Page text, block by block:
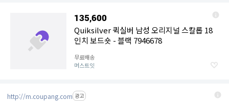
135,600
Quiksilver 퀵실버 남성 오리지널 스칼롭 18
인치 보드숏 - 블랙 7946678
무료배송
머스트잇
http://m.coupang.com 광고